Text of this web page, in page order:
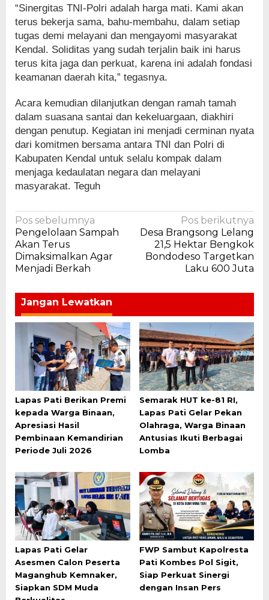
“Sinergitas TNI-Polri adalah harga mati. Kami akan
terus bekerja sama, bahu-membahu, dalam setiap
tugas demi melayani dan mengayomi masyarakat
Kendal. Soliditas yang sudah terjalin baik ini harus
terus kita jaga dan perkuat, karena ini adalah fondasi
keamanan daerah kita,” tegasnya.
Acara kemudian dilanjutkan dengan ramah tamah
dalam suasana santai dan kekeluargaan, diakhiri
dengan penutup. Kegiatan ini menjadi cerminan nyata
dari komitmen bersama antara TNI dan Polri di
Kabupaten Kendal untuk selalu kompak dalam
menjaga kedaulatan negara dan melayani
masyarakat. Teguh
Navigasi
pos
Pos sebelumnya
Pengelolaan Sampah
Akan Terus
Dimaksimalkan Agar
Menjadi Berkah
Pos berikutnya
Desa Brangsong Lelang
21,5 Hektar Bengkok
Bondodeso Targetkan
Laku 600 Juta
Jangan Lewatkan
Lapas Pati Berikan Premi
kepada Warga Binaan,
Apresiasi Hasil
Pembinaan Kemandirian
Periode Juli 2026
Semarak HUT ke-81 RI,
Lapas Pati Gelar Pekan
Olahraga, Warga Binaan
Antusias Ikuti Berbagai
Lomba
Lapas Pati Gelar
Asesmen Calon Peserta
Maganghub Kemnaker,
Siapkan SDM Muda
FWP Sambut Kapolresta
Pati Kombes Pol Sigit,
Siap Perkuat Sinergi
dengan Insan Pers